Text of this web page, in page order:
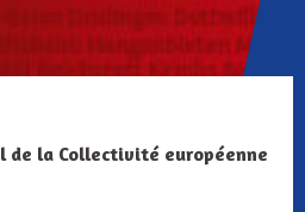
de la Collectivité européenne